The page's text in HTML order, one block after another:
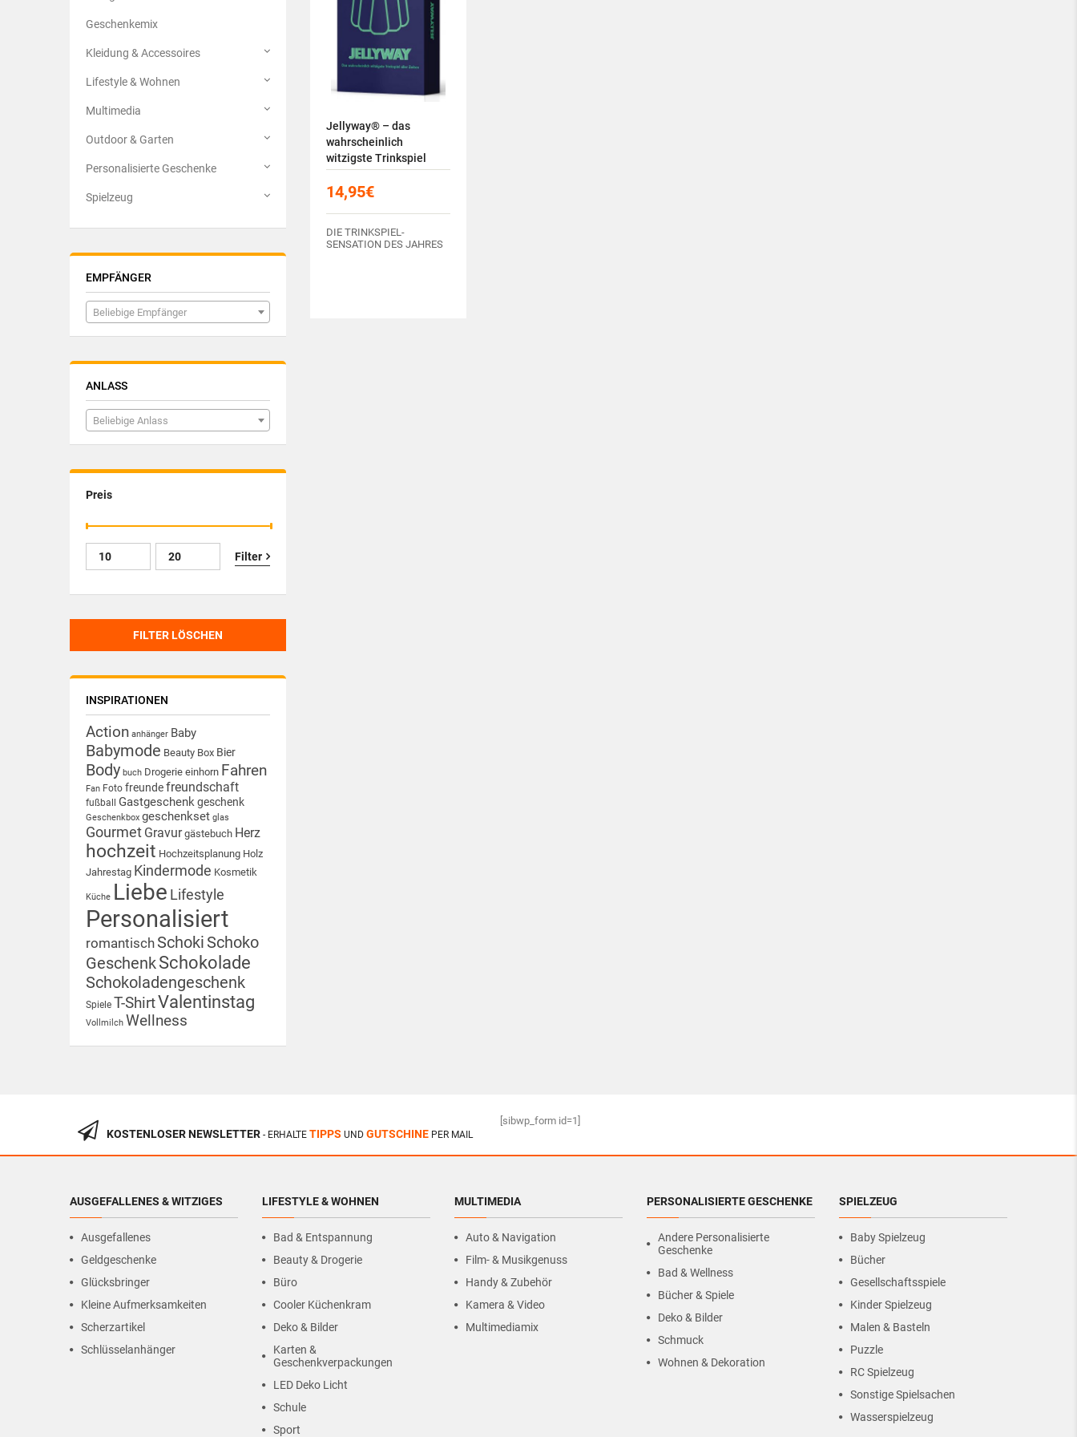
Geschenkemix
Kleidung & Accessoires
Lifestyle & Wohnen
Multimedia
Outdoor & Garten
Personalisierte Geschenke
Spielzeug
EMPFÄNGER
Beliebige Empfänger
ANLASS
Beliebige Anlass
Preis
Filter
FILTER LÖSCHEN
INSPIRATIONEN
Action anhänger Baby
Babymode Beauty Box Bier
Body buch Drogerie einhorn Fahren
Fan Foto freundefreundschaft
fußball Gastgeschenkgeschenk
Geschenkbox geschenkset glas
Gourmet Gravur gästebuch Herz
hochzeit Hochzeitsplanung Holz
Jahrestag Kindermode Kosmetik
Küche Liebe Lifestyle
Personalisiert
romantisch Schoki Schoko
GeschenkSchokolade
Schokoladengeschenk
Spiele T-ShirtValentinstag
Vollmilch Wellness
Jellyway® – das
wahrscheinlich
witzigste Trinkspiel
Aller Zeiten
14,95€
DIE TRINKSPIEL-
SENSATION DES JAHRES
KOSTENLOSER NEWSLETTER - ERHALTE TIPPS UND GUTSCHINE PER MAIL
[sibwp_form id=1]
AUSGEFALLENES & WITZIGES
Ausgefallenes
Geldgeschenke
Glücksbringer
Kleine Aufmerksamkeiten
Scherzartikel
Schlüsselanhänger
LIFESTYLE & WOHNEN
Bad & Entspannung
Beauty & Drogerie
Büro
Cooler Küchenkram
Deko & Bilder
Karten &
Geschenkverpackungen
LED Deko Licht
Schule
Sport
MULTIMEDIA
Auto & Navigation
Film- & Musikgenuss
Handy & Zubehör
Kamera & Video
Multimediamix
PERSONALISIERTE GESCHENKE
Andere Personalisierte
Geschenke
Bad & Wellness
Bücher & Spiele
Deko & Bilder
Schmuck
Wohnen & Dekoration
SPIELZEUG
Baby Spielzeug
Bücher
Gesellschaftsspiele
Kinder Spielzeug
Malen & Basteln
Puzzle
RC Spielzeug
Sonstige Spielsachen
Wasserspielzeug